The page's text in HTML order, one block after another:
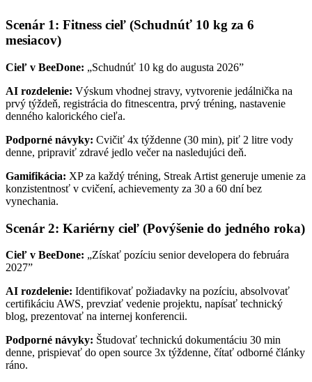
Scenár 1: Fitness cieľ (Schudnúť 10 kg za 6
mesiacov)
Cieľ v BeeDone: „Schudnúť 10 kg do augusta 2026”
AI rozdelenie: Výskum vhodnej stravy, vytvorenie jedálnička na
prvý týždeň, registrácia do fitnescentra, prvý tréning, nastavenie
denného kalorického cieľa.
Podporné návyky: Cvičiť 4x týždenne (30 min), piť 2 litre vody
denne, pripraviť zdravé jedlo večer na nasledujúci deň.
Gamifikácia: XP za každý tréning, Streak Artist generuje umenie za
konzistentnosť v cvičení, achievementy za 30 a 60 dní bez
vynechania.
Scenár 2: Kariérny cieľ (Povýšenie do jedného roka)
Cieľ v BeeDone: „Získať pozíciu senior developera do februára
2027”
AI rozdelenie: Identifikovať požiadavky na pozíciu, absolvovať
certifikáciu AWS, prevziať vedenie projektu, napísať technický
blog, prezentovať na internej konferencii.
Podporné návyky: Študovať technickú dokumentáciu 30 min
denne, prispievať do open source 3x týždenne, čítať odborné články
ráno.